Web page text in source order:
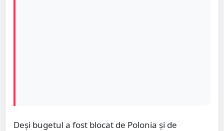
Deși bugetul a fost blocat de Polonia și de